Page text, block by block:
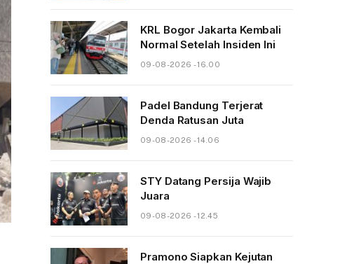
KRL Bogor Jakarta Kembali
Normal Setelah Insiden Ini
09-08-2026 - 16.00
Padel Bandung Terjerat
Denda Ratusan Juta
09-08-2026 - 14.06
STY Datang Persija Wajib
Juara
09-08-2026 - 12.45
Pramono Siapkan Kejutan